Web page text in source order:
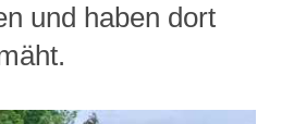
und haben dort